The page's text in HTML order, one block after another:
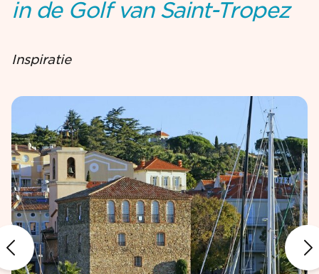
in de Golf van Saint-Tropez
Inspiratie